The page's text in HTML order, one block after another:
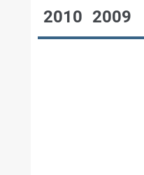
2010 2009